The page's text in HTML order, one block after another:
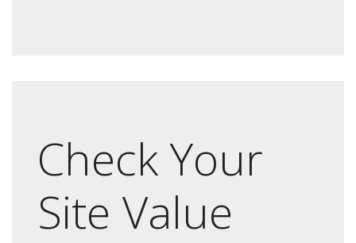
Check Your
Site Value